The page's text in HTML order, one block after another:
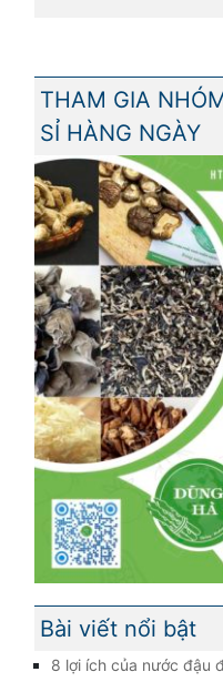
THAM GIA
SỈ HÀNG NGÀY
Bài viết nổi bật
8 lợi ích của nước đậu